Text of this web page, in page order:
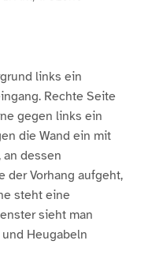
links ein
Rechte Seite
gegen links ein
die Wand ein mit
an dessen
der Vorhang aufgeht,
steht eine
sieht man
und Heugabeln